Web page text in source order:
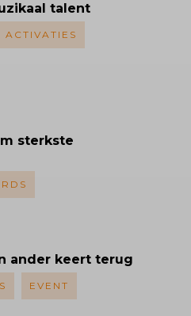
talent
ACTIVATIES
sterkste
ander keert terug
EVENT